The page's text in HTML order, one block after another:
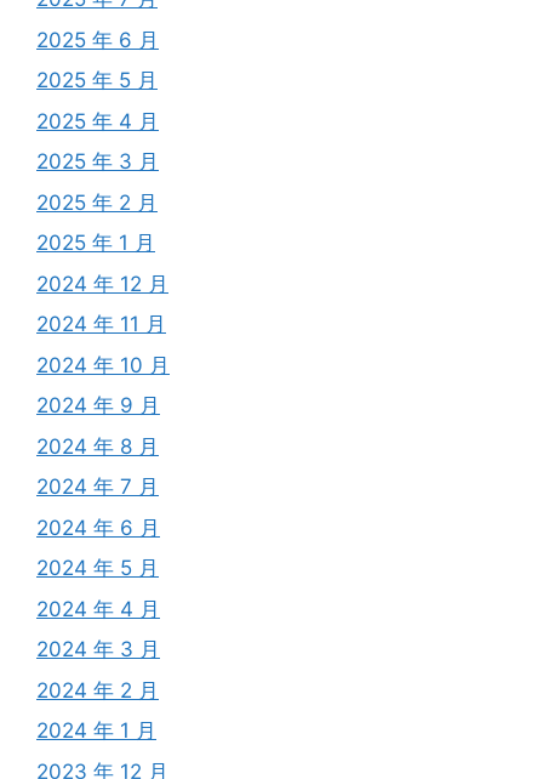
2025 年 6 月
2025 年 5 月
2025 年 4 月
2025 年 3 月
2025 年 2 月
2025 年 1 月
2024 年 12 月
2024 年 11 月
2024 年 10 月
2024 年 9 月
2024 年 8 月
2024 年 7 月
2024 年 6 月
2024 年 5 月
2024 年 4 月
2024 年 3 月
2024 年 2 月
2024 年 1 月
2023 年 12 月